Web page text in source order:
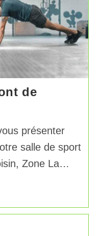
de
présenter
salle de sport
Zone La…